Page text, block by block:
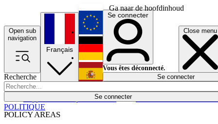
Ga naar de hoofdinhoud
Open sub
navigation
Close menu
Recherche
Se connecter
POLICY AREAS
Économie
Français
English
Deutsch
Español
Se connecter
Vous êtes déconnecté.
Se connecter
POLITIQUE